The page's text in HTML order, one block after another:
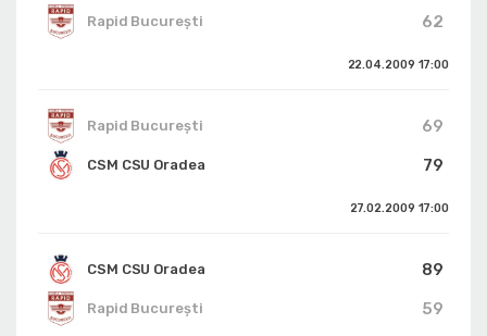
62
Rapid București
22.04.2009 17:00
Rapid București
69
79
CSM CSU Oradea
27.02.2009 17:00
CSM CSU Oradea
89
59
Rapid București